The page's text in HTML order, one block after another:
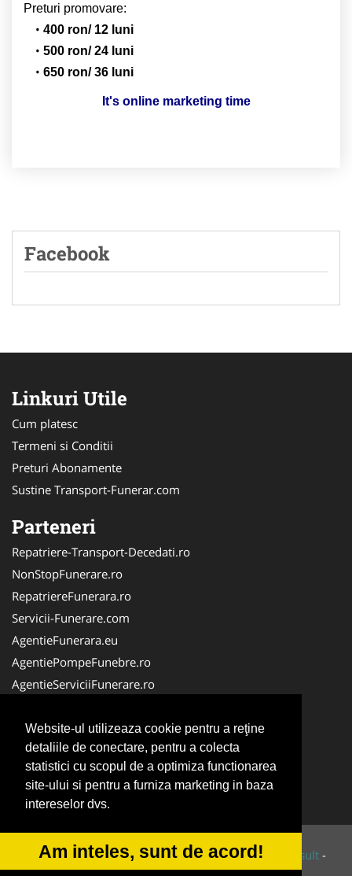
Website-ul utilizeaza cookie pentru a reţine
detaliile de conectare, pentru a colecta
statistici cu scopul de a optimiza functionarea
site-ului si pentru a furniza marketing in baza
intereselor dvs.
Am inteles, sunt de acord!
Preturi promovare:
400 ron/ 12 luni
500 ron/ 24 luni
650 ron/ 36 luni
It's online marketing time
Facebook
Linkuri Utile
Cum platesc
Termeni si Conditii
Preturi Abonamente
Sustine Transport-Funerar.com
Parteneri
Repatriere-Transport-Decedati.ro
NonStopFunerare.ro
RepatriereFunerara.ro
Servicii-Funerare.com
AgentieFunerara.eu
AgentiePompeFunebre.ro
AgentieServiciiFunerare.ro
CasaFunerara.com
Firma-Pompe-Funebre.ro
Firma-Servicii-Funerare.ro
ParastasesiPomeni.ro
© 2014-2026 Powered byVilonMedia&Tokaido Consult -